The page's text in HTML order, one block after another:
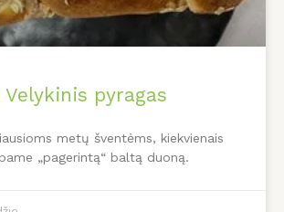
pyragas
metų šventėms, kiekvienais
„pagerintą“ baltą duoną.